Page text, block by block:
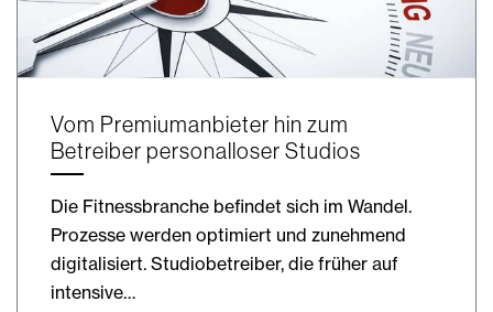
Vom Premiumanbieter hin zum
Betreiber personalloser Studios
Die Fitnessbranche befindet sich im Wandel.
Prozesse werden optimiert und zunehmend
digitalisiert. Studiobetreiber, die früher auf
intensive…